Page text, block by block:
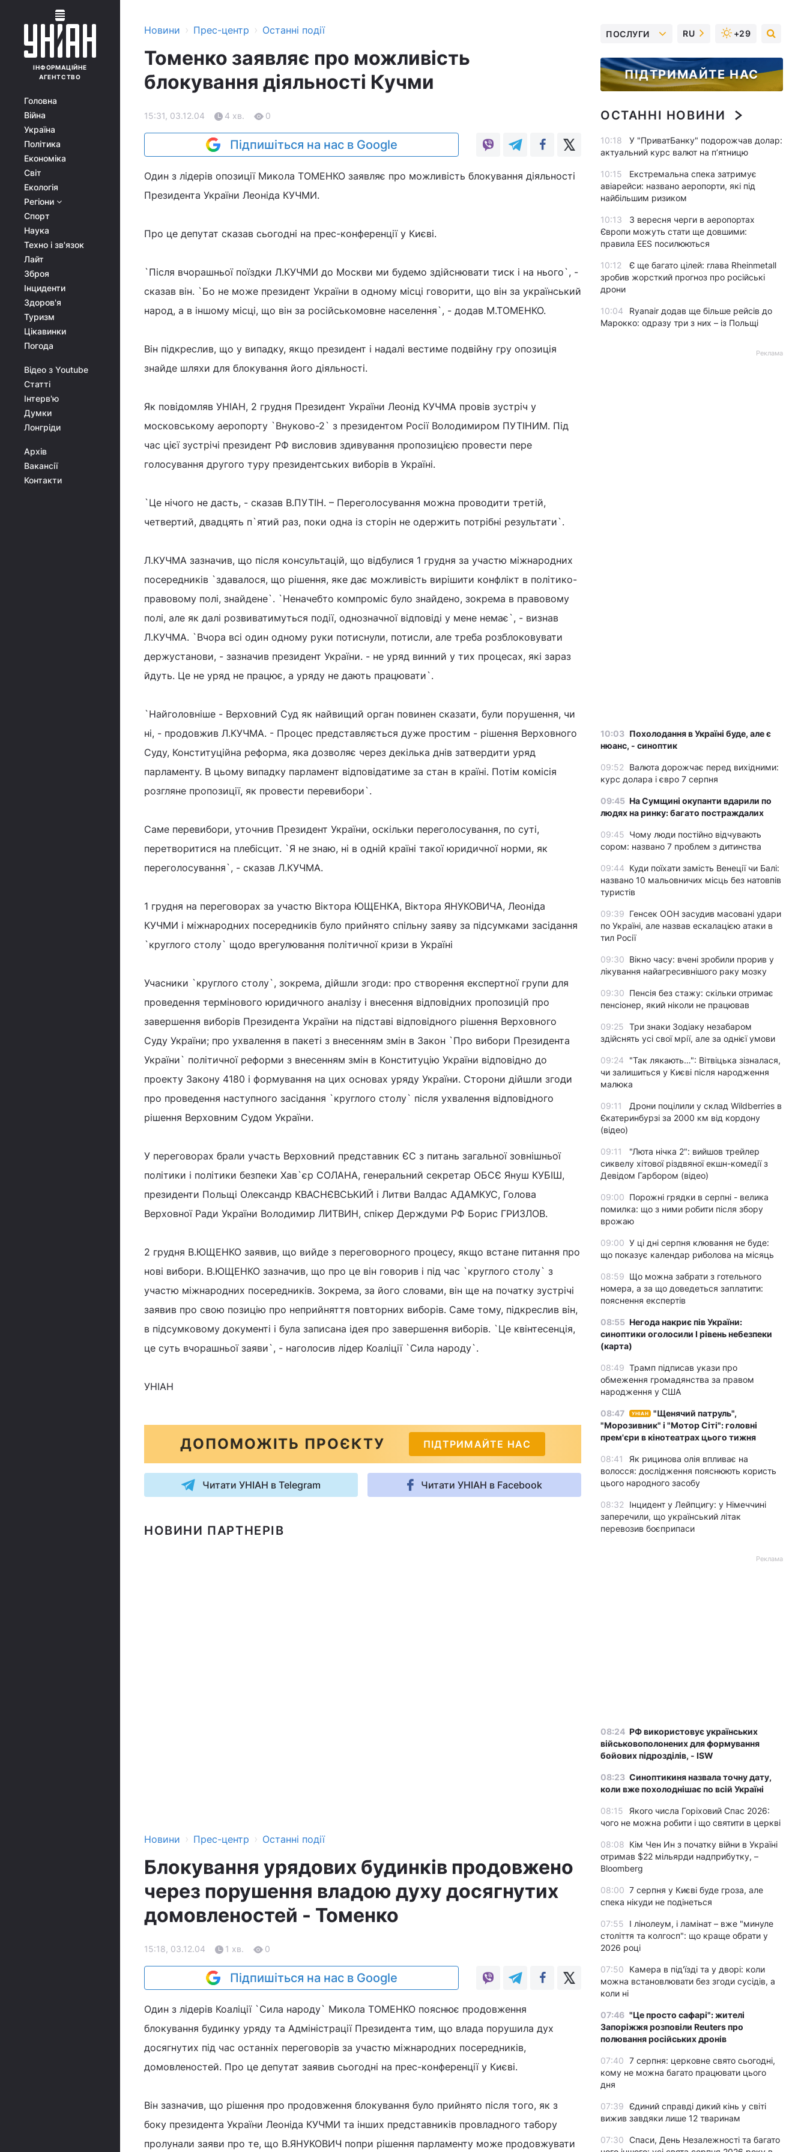
ІНФОРМАЦІЙНЕ
АГЕНТСТВО
Головна
Війна
Україна
Політика
Економіка
Світ
Екологія
Регіони
Спорт
Наука
Техно і зв'язок
Лайт
Зброя
Інциденти
Здоров'я
Туризм
Цікавинки
Погода
Відео з Youtube
Статті
Інтерв'ю
Думки
Лонгріди
Архів
Вакансії
Контакти
Новини › Прес-центр › Останні події
Томенко заявляє про можливість
блокування діяльності Кучми
15:31, 03.12.04 4 хв. 0
Підпишіться на нас в Google
Один з лідерів опозиції Микола ТОМЕНКО заявляє про можливість блокування діяльності
Президента України Леоніда КУЧМИ.
Про це депутат сказав сьогодні на прес-конференції у Києві.
`Після вчорашньої поїздки Л.КУЧМИ до Москви ми будемо здійснювати тиск і на нього`, -
сказав він. `Бо не може президент України в одному місці говорити, що він за український
народ, а в іншому місці, що він за російськомовне населення`, - додав М.ТОМЕНКО.
Він підкреслив, що у випадку, якщо президент і надалі вестиме подвійну гру опозиція
знайде шляхи для блокування його діяльності.
Як повідомляв УНІАН, 2 грудня Президент України Леонід КУЧМА провів зустріч у
московському аеропорту `Внуково-2` з президентом Росії Володимиром ПУТІНИМ. Під
час цієї зустрічі президент РФ висловив здивування пропозицією провести пере
голосування другого туру президентських виборів в Україні.
`Це нічого не дасть, - сказав В.ПУТІН. – Переголосування можна проводити третій,
четвертий, двадцять п`ятий раз, поки одна із сторін не одержить потрібні результати`.
Л.КУЧМА зазначив, що після консультацій, що відбулися 1 грудня за участю міжнародних
посередників `здавалося, що рішення, яке дає можливість вирішити конфлікт в політико-
правовому полі, знайдене`. `Неначебто компроміс було знайдено, зокрема в правовому
полі, але як далі розвиватимуться події, однозначної відповіді у мене немає`, - визнав
Л.КУЧМА. `Вчора всі один одному руки потиснули, потисли, але треба розблоковувати
держустанови, - зазначив президент України. - не уряд винний у тих процесах, які зараз
йдуть. Це не уряд не працює, а уряду не дають працювати`.
`Найголовніше - Верховний Суд як найвищий орган повинен сказати, були порушення, чи
ні, - продовжив Л.КУЧМА. - Процес представляється дуже простим - рішення Верховного
Суду, Конституційна реформа, яка дозволяє через декілька днів затвердити уряд
парламенту. В цьому випадку парламент відповідатиме за стан в країні. Потім комісія
розгляне пропозиції, як провести перевибори`.
Саме перевибори, уточнив Президент України, оскільки переголосування, по суті,
перетворитися на плебісцит. `Я не знаю, ні в одній країні такої юридичної норми, як
переголосування`, - сказав Л.КУЧМА.
1 грудня на переговорах за участю Віктора ЮЩЕНКА, Віктора ЯНУКОВИЧА, Леоніда
КУЧМИ і міжнародних посередників було прийнято спільну заяву за підсумками засідання
`круглого столу` щодо врегулювання політичної кризи в Україні
Учасники `круглого столу`, зокрема, дійшли згоди: про створення експертної групи для
проведення термінового юридичного аналізу і внесення відповідних пропозицій про
завершення виборів Президента України на підставі відповідного рішення Верховного
Суду України; про ухвалення в пакеті з внесенням змін в Закон `Про вибори Президента
України` політичної реформи з внесенням змін в Конституцію України відповідно до
проекту Закону 4180 і формування на цих основах уряду України. Сторони дійшли згоди
про проведення наступного засідання `круглого столу` після ухвалення відповідного
рішення Верховним Судом України.
У переговорах брали участь Верховний представник ЄС з питань загальної зовнішньої
політики і політики безпеки Хав`єр СОЛАНА, генеральний секретар ОБСЄ Януш КУБІШ,
президенти Польщі Олександр КВАСНЄВСЬКИЙ і Литви Валдас АДАМКУС, Голова
Верховної Ради України Володимир ЛИТВИН, спікер Держдуми РФ Борис ГРИЗЛОВ.
2 грудня В.ЮЩЕНКО заявив, що вийде з переговорного процесу, якщо встане питання про
нові вибори. В.ЮЩЕНКО зазначив, що про це він говорив і під час `круглого столу` з
участю міжнародних посередників. Зокрема, за його словами, він ще на початку зустрічі
заявив про свою позицію про неприйняття повторних виборів. Саме тому, підкреслив він,
в підсумковому документі і була записана ідея про завершення виборів. `Це квінтесенція,
це суть вчорашньої заяви`, - наголосив лідер Коаліції `Сила народу`.
УНІАН
ДОПОМОЖІТЬ ПРОЄКТУ ПІДТРИМАЙТЕ НАС
Читати УНІАН в Telegram Читати УНІАН в Facebook
НОВИНИ ПАРТНЕРІВ
Новини › Прес-центр › Останні події
Блокування урядових будинків продовжено
через порушення владою духу досягнутих
домовленостей - Томенко
15:18, 03.12.04 1 хв. 0
Підпишіться на нас в Google
Один з лідерів Коаліції `Сила народу` Микола ТОМЕНКО пояснює продовження
блокування будинку уряду та Адміністрації Президента тим, що влада порушила дух
досягнутих під час останніх переговорів за участю міжнародних посередників,
домовленостей. Про це депутат заявив сьогодні на прес-конференції у Києві.
Він зазначив, що рішення про продовження блокування було прийнято після того, як з
боку президента України Леоніда КУЧМИ та інших представників провладного табору
пролунали заяви про те, що В.ЯНУКОВИЧ попри рішення парламенту може продовжувати
ПОСЛУГИ RU +29
ПІДТРИМАЙТЕ НАС
ОСТАННІ НОВИНИ
10:18
У "ПриватБанку" подорожчав долар:
актуальний курс валют на п’ятницю
10:15
Екстремальна спека затримує
авіарейси: названо аеропорти, які під
найбільшим ризиком
10:13
З вересня черги в аеропортах
Європи можуть стати ще довшими:
правила EES посилюються
10:12
Є ще багато цілей: глава Rheinmetall
зробив жорсткий прогноз про російські
дрони
10:04
Ryanair додав ще більше рейсів до
Марокко: одразу три з них – із Польщі
Реклама
10:03 Похолодання в Україні буде, але є
нюанс, - синоптик
09:52
Валюта дорожчає перед вихідними:
курс долара і євро 7 серпня
09:45 На Сумщині окупанти вдарили по
людях на ринку: багато постраждалих
09:45 Чому люди постійно відчувають
сором: названо 7 проблем з дитинства
09:44 Куди поїхати замість Венеції чи Балі:
названо 10 мальовничих місць без натовпів
туристів
09:39 Генсек ООН засудив масовані удари
по Україні, але назвав ескалацією атаки в
тил Росії
09:30 Вікно часу: вчені зробили прорив у
лікування найагресивнішого раку мозку
09:30 Пенсія без стажу: скільки отримає
пенсіонер, який ніколи не працював
09:25 Три знаки Зодіаку незабаром
здійснять усі свої мрії, але за однієї умови
09:24
"Так лякають…": Вітвіцька зізналася,
чи залишиться у Києві після народження
малюка
09:11
Дрони поцілили у склад Wildberries в
Єкатеринбурзі за 2000 км від кордону
(відео)
09:11
"Люта нічка 2": вийшов трейлер
сиквелу хітової різдвяної екшн-комедії з
Девідом Гарбором (відео)
09:00 Порожні грядки в серпні - велика
помилка: що з ними робити після збору
врожаю
09:00 У ці дні серпня клювання не буде:
що показує календар риболова на місяць
08:59 Що можна забрати з готельного
номера, а за що доведеться заплатити:
пояснення експертів
08:55 Негода накриє пів України:
синоптики оголосили І рівень небезпеки
(карта)
08:49 Трамп підписав укази про
обмеження громадянства за правом
народження у США
08:47 УНІАН
"Щенячий патруль",
"Морозивник" і "Мотор Сіті": головні
прем'єри в кінотеатрах цього тижня
08:41
Як рицинова олія впливає на
волосся: дослідження пояснюють користь
цього народного засобу
08:32
Інцидент у Лейпцигу: у Німеччині
заперечили, що український літак
перевозив боєприпаси
Реклама
08:24 РФ використовує українських
військовополонених для формування
бойових підрозділів, - ISW
08:23 Синоптикиня назвала точну дату,
коли вже похолоднішає по всій Україні
08:15
Якого числа Горіховий Спас 2026:
чого не можна робити і що святити в церкві
08:08 Кім Чен Ин з початку війни в Україні
отримав $22 мільярди надприбутку, –
Bloomberg
08:00 7 серпня у Києві буде гроза, але
спека нікуди не подінеться
07:55
І лінолеум, і ламінат – вже "минуле
століття та колгосп": що краще обрати у
2026 році
07:50
Камера в під'їзді та у дворі: коли
можна встановлювати без згоди сусідів, а
коли ні
07:46 "Це просто сафарі": жителі
Запоріжжя розповіли Reuters про
полювання російських дронів
07:40 7 серпня: церковне свято сьогодні,
кому не можна багато працювати цього
дня
07:39 Єдиний справді дикий кінь у світі
вижив завдяки лише 12 тваринам
07:30 Спаси, День Незалежності та багато